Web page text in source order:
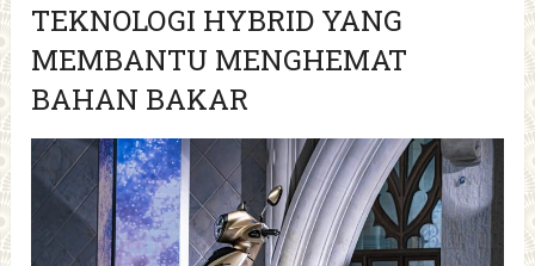
TEKNOLOGI HYBRID YANG
MEMBANTU MENGHEMAT
BAHAN BAKAR